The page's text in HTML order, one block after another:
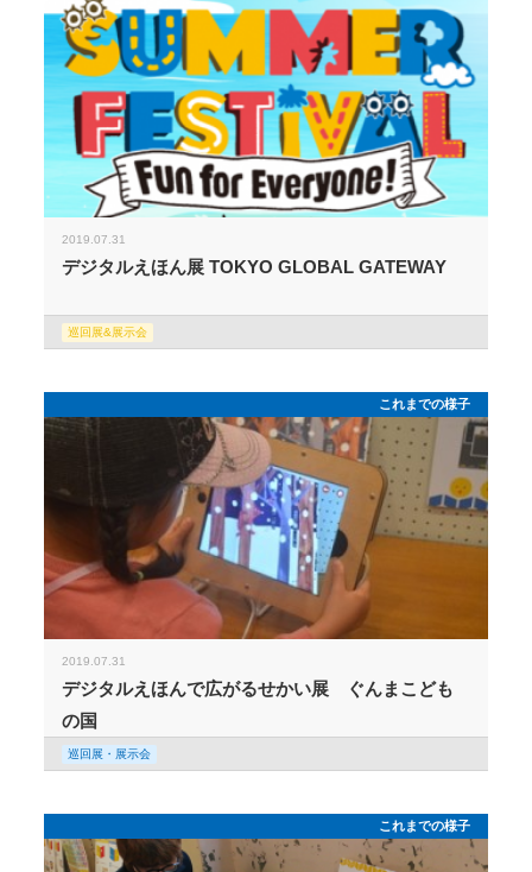
2019.07.31
デジタルえほん展 TOKYO GLOBAL GATEWAY
巡回展&展示会
これまでの様子
2019.07.31
デジタルえほんで広がるせかい展 ぐんまこども
の国
巡回展・展示会
これまでの様子